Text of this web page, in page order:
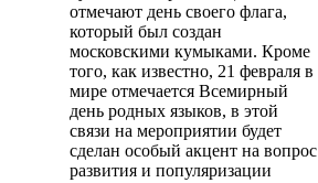
отмечают день своего флага,
который был создан
московскими кумыками. Кроме
того, как известно, 21 февраля в
мире отмечается Всемирный
день родных языков, в этой
связи на мероприятии будет
сделан особый акцент на вопрос
развития и популяризации